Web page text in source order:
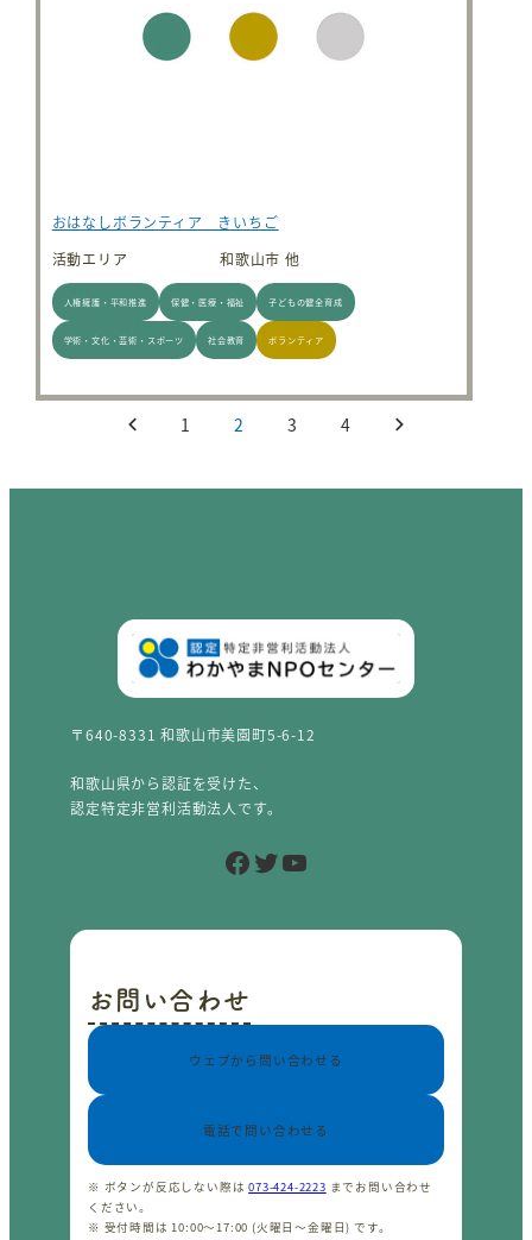
おはなしボランティア きいちご
活動エリア
和歌山市 他
人権擁護・平和推進 保健・医療・福祉 子どもの健全育成
学術・文化・芸術・スポーツ 社会教育 ボランティア
投稿のページ送り
1 2 3 4
〒640-8331 和歌山市美園町5-6-12
和歌山県から認証を受けた、
認定特定非営利活動法人です。
Facebook Twitter YouTube
お問い合わせ
ウェブから問い合わせる
電話で問い合わせる
※ ボタンが反応しない際は073-424-2223 までお問い合わせ
ください。
※ 受付時間は 10:00〜17:00 (火曜日〜金曜日) です。